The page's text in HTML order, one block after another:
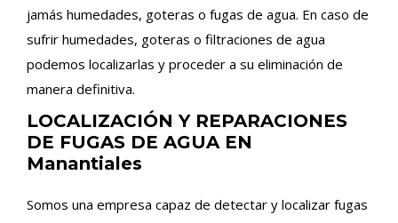
jamás humedades, goteras o fugas de agua. En caso de
sufrir humedades, goteras o filtraciones de agua
podemos localizarlas y proceder a su eliminación de
manera definitiva.
LOCALIZACIÓN Y REPARACIONES
DE FUGAS DE AGUA EN
Manantiales
Somos una empresa capaz de detectar y localizar fugas